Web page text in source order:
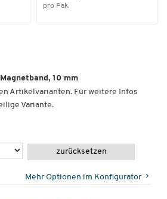
pro Pak.
10 mm
Artikelvarianten. Für weitere Infos
Variante.
zurücksetzen
Mehr Optionen im Konfigurator